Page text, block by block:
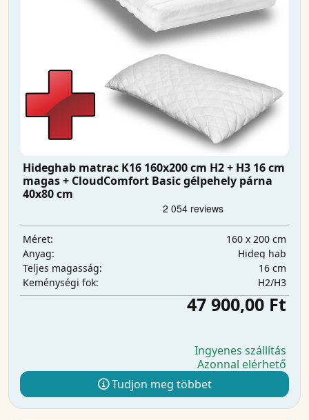
Hideghab matrac K16 160x200 cm H2 + H3 16 cm
magas + CloudComfort Basic gélpehely párna
40x80 cm
Méret:
160 x 200 cm
Anyag:
Hideg hab
Teljes magasság:
16 cm
Keménységi fok:
H2/H3
47 900,00 Ft
Ingyenes szállítás
Azonnal elérhető
Tudjon meg többet